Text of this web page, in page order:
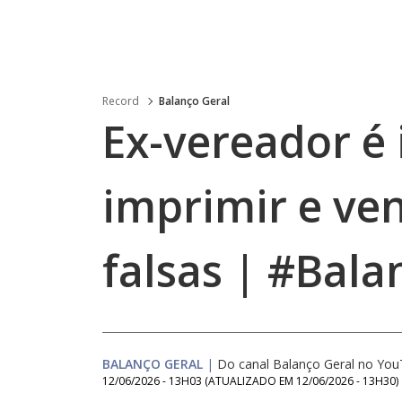
Record Balanço Geral
Ex-vereador
imprimir e
falsas |
BALANÇO GERAL | Do canal Balanço Geral no
12/06/2026 - 13H03 (ATUALIZADO EM 12/06/2026 - 13H30)